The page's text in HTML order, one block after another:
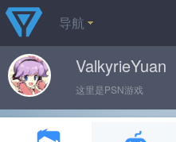
导航
ValkyrieYuan
这里是PSN游戏